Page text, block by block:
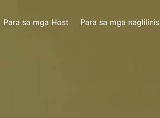
Para sa mga Host Para sa mga naglilinis